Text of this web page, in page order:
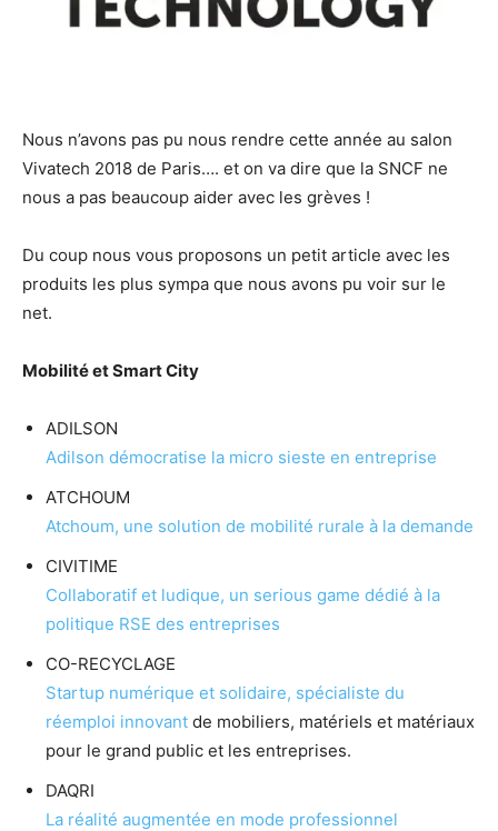
Nous n’avons pas pu nous rendre cette année au salon
Vivatech 2018 de Paris…. et on va dire que la SNCF ne
nous a pas beaucoup aider avec les grèves !
Du coup nous vous proposons un petit article avec les
produits les plus sympa que nous avons pu voir sur le
net.
Mobilité et Smart City
ADILSON
Adilson démocratise la micro sieste en entreprise
ATCHOUM
Atchoum, une solution de mobilité rurale à la demande
CIVITIME
Collaboratif et ludique, un serious game dédié à la
politique RSE des entreprises
CO-RECYCLAGE
Startup numérique et solidaire, spécialiste du
réemploi innovant de mobiliers, matériels et matériaux
pour le grand public et les entreprises.
DAQRI
La réalité augmentée en mode professionnel